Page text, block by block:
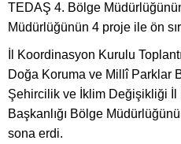
TEDAŞ 4. Bölge
Müdürlüğünün 4 proje ile ön
İl Koordinasyon Kurulu
Doğa Koruma ve Millî Parklar
Şehircilik ve İklim Değişikliği İl
Başkanlığı Bölge
sona erdi.